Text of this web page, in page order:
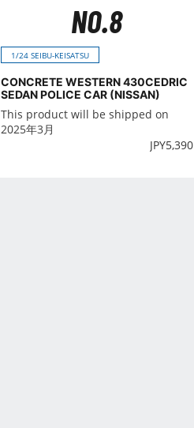
NO.8
1/24 SEIBU-KEISATSU
CONCRETE WESTERN 430CEDRIC
SEDAN POLICE CAR (NISSAN)
This product will be shipped on
2025年3月
JPY5,390